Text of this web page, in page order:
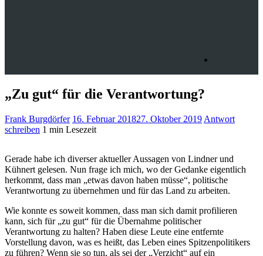
„Zu gut“ für die Verantwortung?
Frank Burgdörfer 16. Februar 201827. Oktober 2019 Antwort
schreiben 1 min Lesezeit
Gerade habe ich diverser aktueller Aussagen von Lindner und
Kühnert gelesen. Nun frage ich mich, wo der Gedanke eigentlich
herkommt, dass man „etwas davon haben müsse“, politische
Verantwortung zu übernehmen und für das Land zu arbeiten.
Wie konnte es soweit kommen, dass man sich damit profilieren
kann, sich für „zu gut“ für die Übernahme politischer
Verantwortung zu halten? Haben diese Leute eine entfernte
Vorstellung davon, was es heißt, das Leben eines Spitzenpolitikers
zu führen? Wenn sie so tun, als sei der „Verzicht“ auf ein